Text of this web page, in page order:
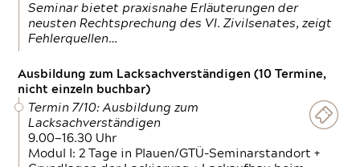
Seminar bietet praxisnahe Erläuterungen der
neusten Rechtsprechung des VI. Zivilsenates, zeigt
Fehlerquellen…
Ausbildung zum Lacksachverständigen (10 Termine,
nicht einzeln buchbar)
Termin 7/10: Ausbildung zum
Lacksachverständigen
9.00—16.30 Uhr
Modul I: 2 Tage in Plauen/GTÜ-Seminarstandort +